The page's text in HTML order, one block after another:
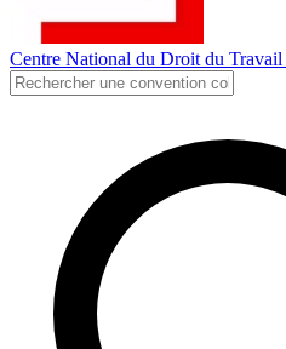
Centre National du Droit du Travail